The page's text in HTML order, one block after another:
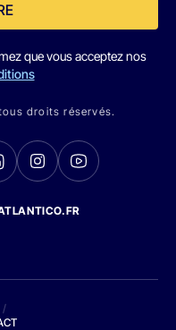
que vous acceptez nos
droits réservés.
/